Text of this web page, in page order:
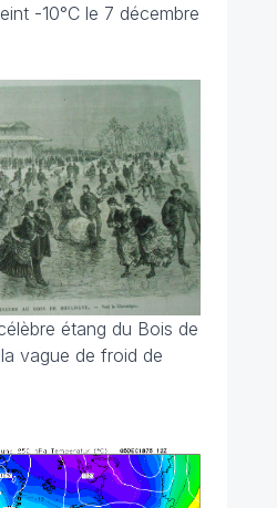
-10°C le 7 décembre
étang du Bois de
vague de froid de